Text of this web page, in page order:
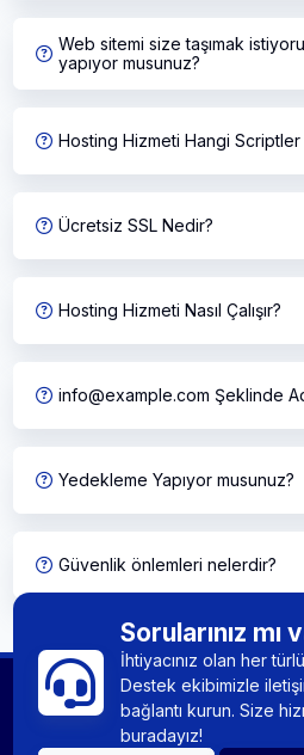
Web sitemi size taşımak
yapıyor musunuz?
Hosting Hizmeti Hangi Scriptler
Ücretsiz SSL Nedir?
Hosting Hizmeti Nasıl Çalışır?
info@example.com Şeklinde
Yedekleme Yapıyor musunuz?
Güvenlik önlemleri nelerdir?
Sorularınız mı
İhtiyacınız olan her
Destek ekibimizle
bağlantı kurun. Size
buradayız!